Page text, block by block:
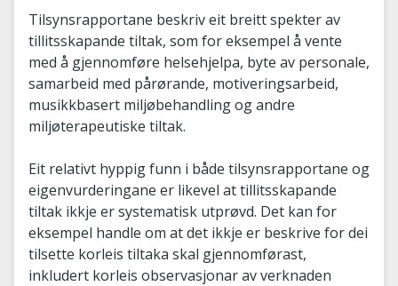
Tilsynsrapportane beskriv eit breitt spekter av
tillitsskapande tiltak, som for eksempel å vente
med å gjennomføre helsehjelpa, byte av personale,
samarbeid med pårørande, motiveringsarbeid,
musikkbasert miljøbehandling og andre
miljøterapeutiske tiltak.
Eit relativt hyppig funn i både tilsynsrapportane og
eigenvurderingane er likevel at tillitsskapande
tiltak ikkje er systematisk utprøvd. Det kan for
eksempel handle om at det ikkje er beskrive for dei
tilsette korleis tiltaka skal gjennomførast,
inkludert korleis observasjonar av verknaden